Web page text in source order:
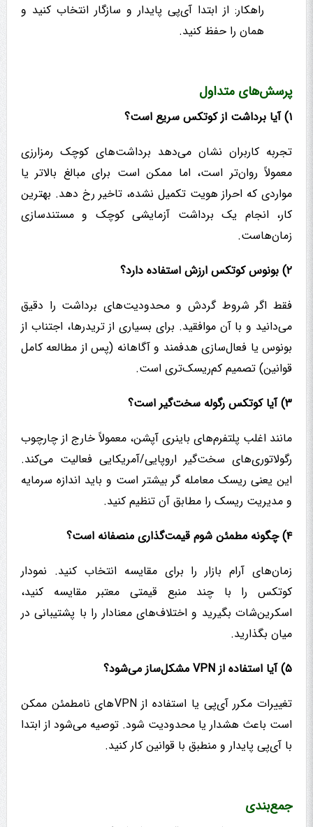
راهکار: از ابتدا آی‌پی پایدار و سازگار انتخاب کنید و
همان را حفظ کنید.
پرسش‌های متداول
۱) آیا برداشت از کوتکس سریع است؟
تجربه کاربران نشان می‌دهد برداشت‌های کوچک رمزارزی
معمولاً روان‌تر است، اما ممکن است برای مبالغ بالاتر یا
مواردی که احراز هویت تکمیل نشده، تاخیر رخ دهد. بهترین
کار، انجام یک برداشت آزمایشی کوچک و مستندسازی
زمان‌هاست.
۲) بونوس کوتکس ارزش استفاده دارد؟
فقط اگر شروط گردش و محدودیت‌های برداشت را دقیق
می‌دانید و با آن موافقید. برای بسیاری از تریدرها، اجتناب از
بونوس یا فعال‌سازی هدفمند و آگاهانه (پس از مطالعه کامل
قوانین) تصمیم کم‌ریسک‌تری است.
۳) آیا کوتکس رگوله سخت‌گیر است؟
مانند اغلب پلتفرم‌های باینری آپشن، معمولاً خارج از چارچوب
رگولاتوری‌های سخت‌گیر اروپایی/آمریکایی فعالیت می‌کند.
این یعنی ریسک معامله گر بیشتر است و باید اندازه سرمایه
و مدیریت ریسک را مطابق آن تنظیم کنید.
۴) چگونه مطمئن شوم قیمت‌گذاری منصفانه است؟
زمان‌های آرام بازار را برای مقایسه انتخاب کنید. نمودار
کوتکس را با چند منبع قیمتی معتبر مقایسه کنید،
اسکرین‌شات بگیرید و اختلاف‌های معنادار را با پشتیبانی در
میان بگذارید.
۵) آیا استفاده از VPN مشکل‌ساز می‌شود؟
تغییرات مکرر آی‌پی یا استفاده از VPNهای نامطمئن ممکن
است باعث هشدار یا محدودیت شود. توصیه می‌شود از ابتدا
با آی‌پی پایدار و منطبق با قوانین کار کنید.
جمع‌بندی